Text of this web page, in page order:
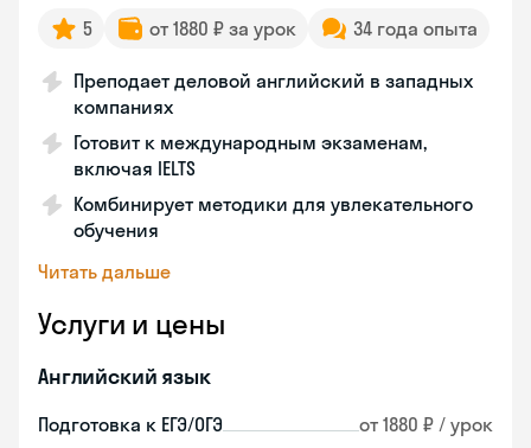
5 от 1880 ₽ за урок 34 года опыта
Преподает деловой английский в западных
компаниях
Готовит к международным экзаменам,
включая IELTS
Комбинирует методики для увлекательного
обучения
Читать дальше
Услуги и цены
Английский язык
Подготовка к ЕГЭ/ОГЭ от 1880 ₽ / урок